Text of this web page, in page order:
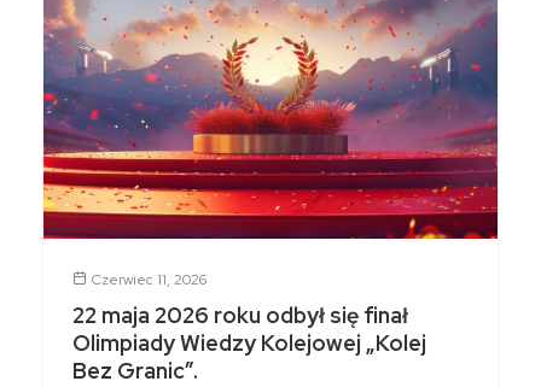
Czerwiec 11, 2026
22 maja 2026 roku odbył się finał
Olimpiady Wiedzy Kolejowej „Kolej
Bez Granic”.